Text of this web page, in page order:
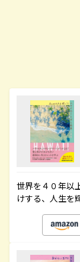
世界を４０年以
けする、人生を